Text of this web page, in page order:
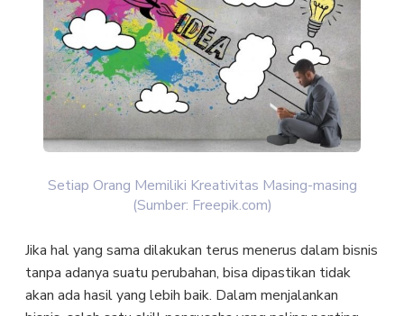
Setiap Orang Memiliki Kreativitas Masing-masing
(Sumber: Freepik.com)
Jika hal yang sama dilakukan terus menerus dalam bisnis
tanpa adanya suatu perubahan, bisa dipastikan tidak
akan ada hasil yang lebih baik. Dalam menjalankan